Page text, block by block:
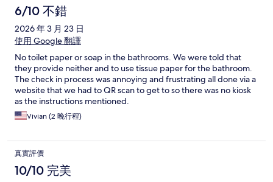
6/10 不錯
2026 年 3 月 23 日
使用 Google 翻譯
No toilet paper or soap in the bathrooms. We were told that
they provide neither and to use tissue paper for the bathroom.
The check in process was annoying and frustrating all done via a
website that we had to QR scan to get to so there was no kiosk
as the instructions mentioned.
Vivian (2 晚行程)
真實評價
10/10 完美